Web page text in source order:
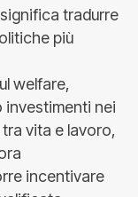
tradurre
più
welfare,
investimenti nei
tra vita e lavoro,
incentivare